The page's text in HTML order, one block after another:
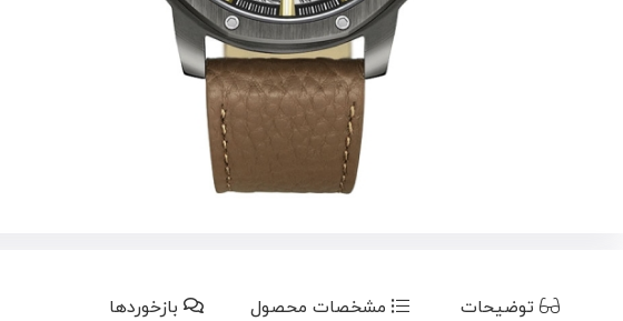
توضیحات مشخصات محصول بازخوردها